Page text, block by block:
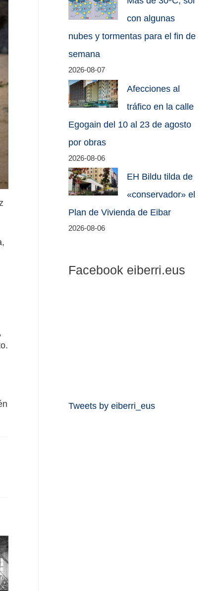
con algunas
nubes y tormentas para el fin de
semana
2026-08-07
Afecciones al
tráfico en la calle
Egogain del 10 al 23 de agosto
por obras
2026-08-06
EH Bildu tilda de
«conservador» el
Plan de Vivienda de Eibar
2026-08-06
Facebook eiberri.eus
Tweets by eiberri_eus